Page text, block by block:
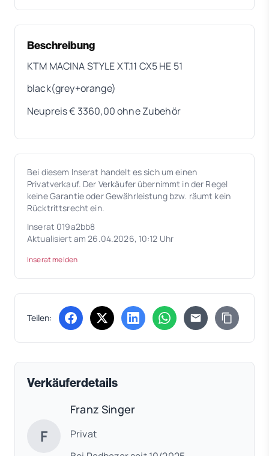
Beschreibung
KTM MACINA STYLE XT.11 CX5 HE 51
black(grey+orange)
Neupreis € 3360,00 ohne Zubehör
Bei diesem Inserat handelt es sich um einen
Privatverkauf. Der Verkäufer übernimmt in der Regel
keine Garantie oder Gewährleistung bzw. räumt kein
Rücktrittsrecht ein.
Inserat 019a2bb8
Aktualisiert am 26.04.2026, 10:12 Uhr
Inserat melden
Teilen: (öffnet in neuem Tab)
(öffnet in neuem Tab)
(öffnet in neuem Tab)
(öffnet in neuem Tab)
Verkäuferdetails
F
Franz Singer
Privat